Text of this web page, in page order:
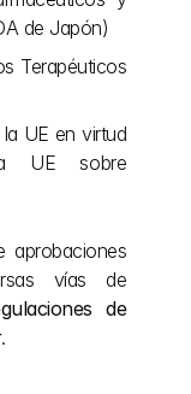
de Japón)
Terapéuticos
UE en virtud
UE sobre
aprobaciones
vías de
de
.